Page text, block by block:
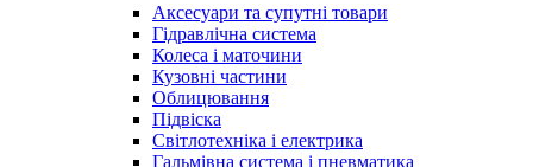
Аксесуари та супутні товари
Гідравлічна система
Колеса і маточини
Кузовні частини
Облицювання
Підвіска
Світлотехніка і електрика
Гальмівна система і пневматика